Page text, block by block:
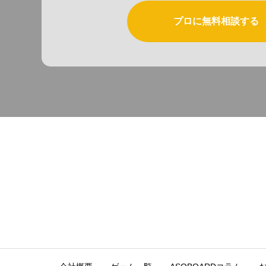
プロに無料相談する